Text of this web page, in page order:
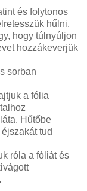
és folytonos
hűlni.
hogy túlnyúljon
hozzákeverjük
sorban
a fólia
Hűtőbe
tud
róla a fóliát és